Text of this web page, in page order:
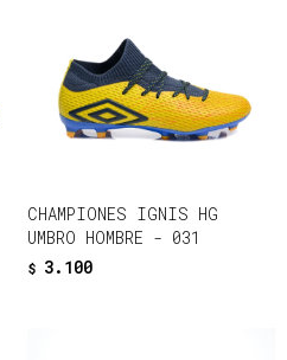
CHAMPIONES IGNIS HG
UMBRO HOMBRE - 031
$ 3.100